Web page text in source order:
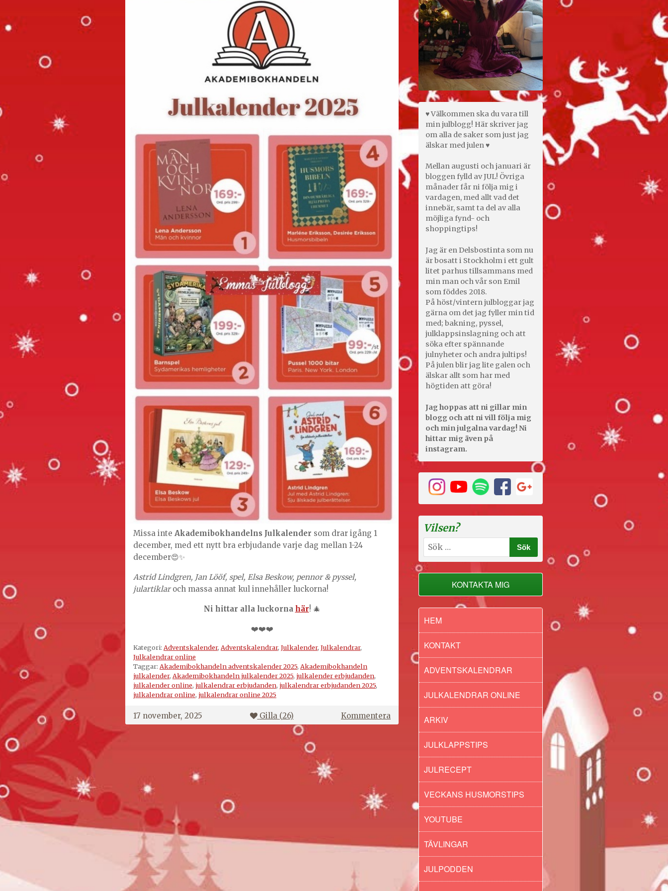
Missa inte Akademibokhandelns Julkalender som drar igång 1
december, med ett nytt bra erbjudande varje dag mellan 1-24
december😍✨
Astrid Lindgren, Jan Lööf, spel, Elsa Beskow, pennor & pyssel,
julartiklaroch massa annat kul innehåller luckorna!
Ni hittar alla luckorna här! 🎄
❤️❤️❤️
Kategori: Adventskalender, Adventskalendrar, Julkalender, Julkalendrar,
Julkalendrar online
Taggar: Akademibokhandeln adventskalender 2025, Akademibokhandeln
julkalender, Akademibokhandeln julkalender 2025, julkalender erbjudanden,
julkalender online, julkalendrar erbjudanden, julkalendrar erbjudanden 2025,
julkalendrar online, julkalendrar online 2025
17 november, 2025 Gilla (26) Kommentera
Akademibokhandeln
♥ Välkommen ska du vara till
min julblogg! Här skriver jag
om alla de saker som just jag
älskar med julen ♥
Mellan augusti och januari är
bloggen fylld av JUL! Övriga
månader får ni följa mig i
vardagen, med allt vad det
innebär, samt ta del av alla
möjliga fynd- och
shoppingtips!
Jag är en Delsbostinta som nu
är bosatt i Stockholm i ett gult
litet parhus tillsammans med
min man och vår son Emil
som föddes 2018.
På höst/vintern julbloggar jag
gärna om det jag fyller min tid
med; bakning, pyssel,
julklappsinslagning och att
söka efter spännande
julnyheter och andra jultips!
På julen blir jag lite galen och
älskar allt som har med
högtiden att göra!
Jag hoppas att ni gillar min
blogg och att ni vill följa mig
och min julgalna vardag! Ni
hittar mig även på
instagram.
Vilsen?
Sök
efter:
KONTAKTA MIG
HEM
KONTAKT
ADVENTSKALENDRAR
JULKALENDRAR ONLINE
ARKIV
JULKLAPPSTIPS
JULRECEPT
VECKANS HUSMORSTIPS
YOUTUBE
TÄVLINGAR
JULPODDEN